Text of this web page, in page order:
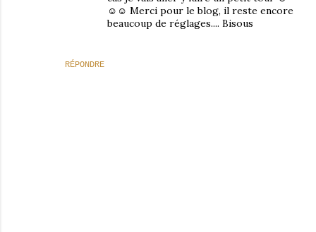
RÉPONDRE
☺☺ Merci pour le blog, il reste encore
beaucoup de réglages.... Bisous